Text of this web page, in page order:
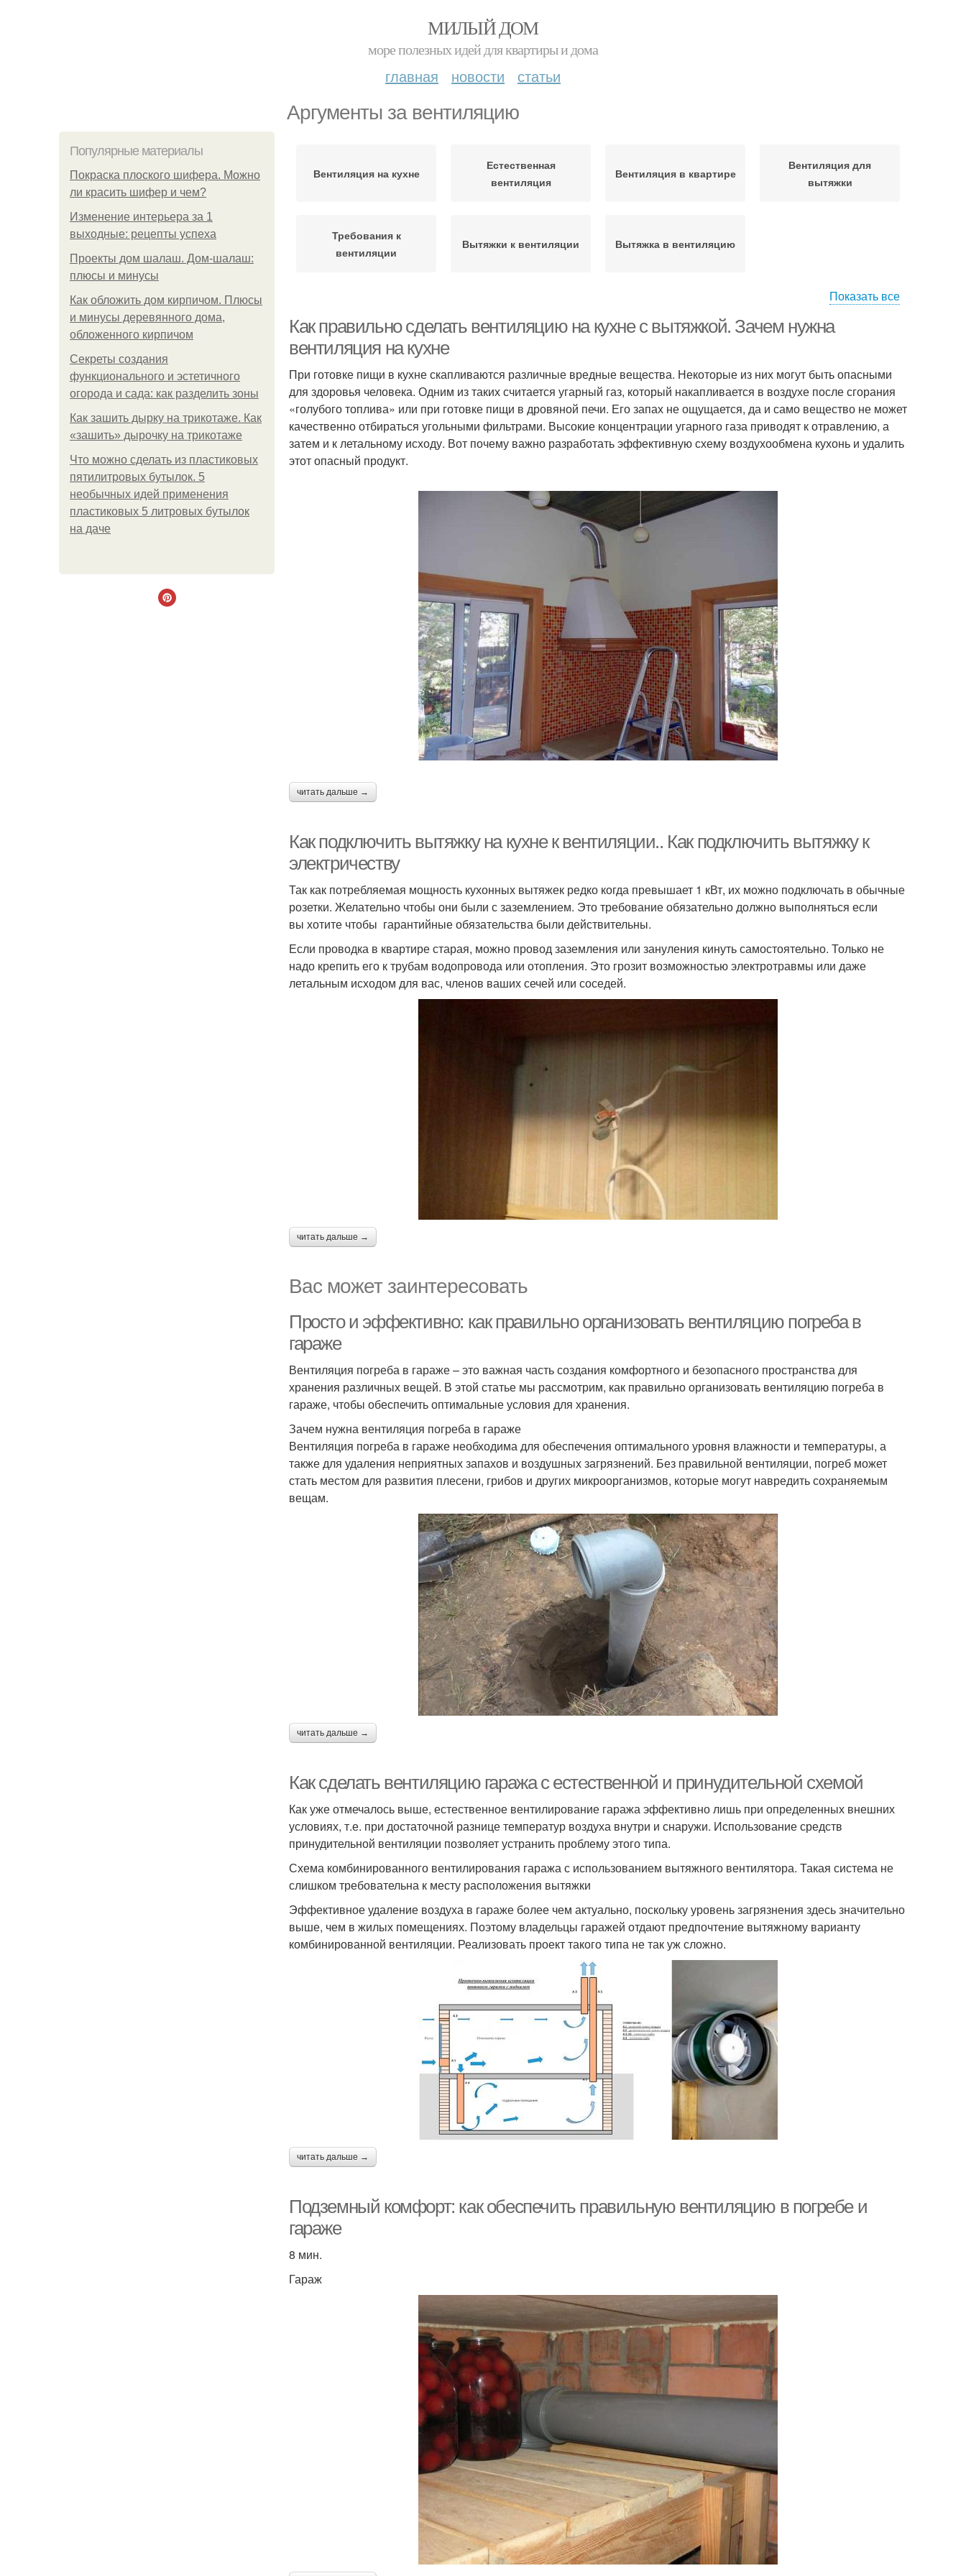
МИЛЫЙ ДОМ
море полезных идей для квартиры и дома
главная новости статьи
Аргументы за вентиляцию
Популярные материалы
Покраска плоского шифера. Можно
ли красить шифер и чем?
Изменение интерьера за 1
выходные: рецепты успеха
Проекты дом шалаш. Дом-шалаш:
плюсы и минусы
Как обложить дом кирпичом. Плюсы
и минусы деревянного дома,
обложенного кирпичом
Секреты создания
функционального и эстетичного
огорода и сада: как разделить зоны
Как зашить дырку на трикотаже. Как
«зашить» дырочку на трикотаже
Что можно сделать из пластиковых
пятилитровых бутылок. 5
необычных идей применения
пластиковых 5 литровых бутылок
на даче
Вентиляция на кухне
Естественная
вентиляция
Вентиляция в квартире
Вентиляция для
вытяжки
Требования к
вентиляции
Вытяжки к вентиляции Вытяжка в вентиляцию
Показать все
Как правильно сделать вентиляцию на кухне с вытяжкой. Зачем нужна
вентиляция на кухне
При готовке пищи в кухне скапливаются различные вредные вещества. Некоторые из них могут быть опасными
для здоровья человека. Одним из таких считается угарный газ, который накапливается в воздухе после сгорания
«голубого топлива» или при готовке пищи в дровяной печи. Его запах не ощущается, да и само вещество не может
качественно отбираться угольными фильтрами. Высокие концентрации угарного газа приводят к отравлению, а
затем и к летальному исходу. Вот почему важно разработать эффективную схему воздухообмена кухонь и удалить
этот опасный продукт.
читать дальше →
Как подключить вытяжку на кухне к вентиляции.. Как подключить вытяжку к
электричеству
Так как потребляемая мощность кухонных вытяжек редко когда превышает 1 кВт, их можно подключать в обычные
розетки. Желательно чтобы они были с заземлением. Это требование обязательно должно выполняться если
вы хотите чтобы гарантийные обязательства были действительны.
Если проводка в квартире старая, можно провод заземления или зануления кинуть самостоятельно. Только не
надо крепить его к трубам водопровода или отопления. Это грозит возможностью электротравмы или даже
летальным исходом для вас, членов ваших сечей или соседей.
читать дальше →
Вас может заинтересовать
Просто и эффективно: как правильно организовать вентиляцию погреба в
гараже
Вентиляция погреба в гараже – это важная часть создания комфортного и безопасного пространства для
хранения различных вещей. В этой статье мы рассмотрим, как правильно организовать вентиляцию погреба в
гараже, чтобы обеспечить оптимальные условия для хранения.
Зачем нужна вентиляция погреба в гараже
Вентиляция погреба в гараже необходима для обеспечения оптимального уровня влажности и температуры, а
также для удаления неприятных запахов и воздушных загрязнений. Без правильной вентиляции, погреб может
стать местом для развития плесени, грибов и других микроорганизмов, которые могут навредить сохраняемым
вещам.
читать дальше →
Как сделать вентиляцию гаража с естественной и принудительной схемой
Как уже отмечалось выше, естественное вентилирование гаража эффективно лишь при определенных внешних
условиях, т.е. при достаточной разнице температур воздуха внутри и снаружи. Использование средств
принудительной вентиляции позволяет устранить проблему этого типа.
Схема комбинированного вентилирования гаража с использованием вытяжного вентилятора. Такая система не
слишком требовательна к месту расположения вытяжки
Эффективное удаление воздуха в гараже более чем актуально, поскольку уровень загрязнения здесь значительно
выше, чем в жилых помещениях. Поэтому владельцы гаражей отдают предпочтение вытяжному варианту
комбинированной вентиляции. Реализовать проект такого типа не так уж сложно.
читать дальше →
Подземный комфорт: как обеспечить правильную вентиляцию в погребе и
гараже
8 мин.
Гараж